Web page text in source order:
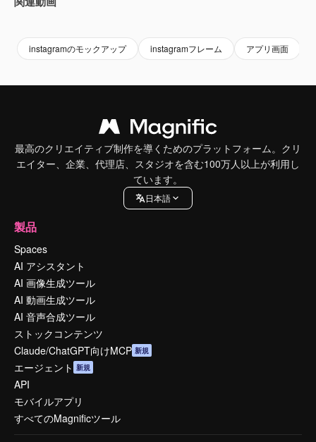
instagramのモックアップ instagramフレーム アプリ画面
最高のクリエイティブ制作を導くためのプラットフォーム。クリ
エイター、企業、代理店、スタジオを含む100万人以上が利用し
ています。
日本語
製品
Spaces
AI アシスタント
AI 画像生成ツール
AI 動画生成ツール
AI 音声合成ツール
ストックコンテンツ
Claude/ChatGPT向けMCP 新規
エージェント 新規
API
モバイルアプリ
すべてのMagnificツール